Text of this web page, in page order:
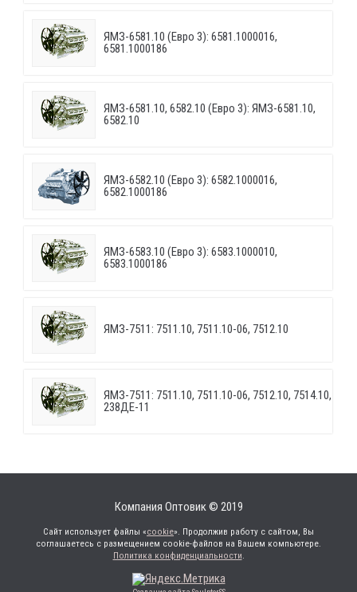
ЯМЗ-6581.10 (Евро 3): 6581.1000016,
6581.1000186
ЯМЗ-6581.10, 6582.10 (Евро 3): ЯМЗ-6581.10,
6582.10
ЯМЗ-6582.10 (Евро 3): 6582.1000016,
6582.1000186
ЯМЗ-6583.10 (Евро 3): 6583.1000010,
6583.1000186
ЯМЗ-7511: 7511.10, 7511.10-06, 7512.10
ЯМЗ-7511: 7511.10, 7511.10-06, 7512.10, 7514.10,
238ДЕ-11
Компания Оптовик © 2019
Сайт использует файлы «cookie». Продолжив работу с сайтом, Вы
соглашаетесь с размещением cookie-файлов на Вашем компьютере.
Политика конфиденциальности